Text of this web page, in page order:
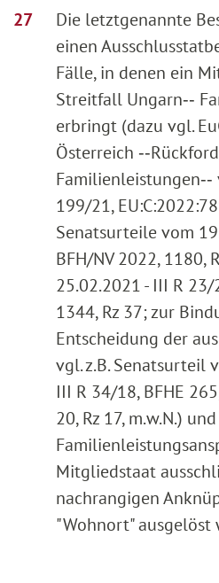
Die letztgenannte
einen
Fälle, in denen ein
Streitfall Ungarn‑‑
erbringt (dazu vgl.
Österreich
Familienleistungen‑‑
199/21,
Senatsurteile vom
BFH/NV 2022, 1180,
25.02.2021 - III R 23/
1344, Rz 37; zur
Entscheidung der
vgl. z.B. Senatsurteil
III R 34/18, BFHE
20, Rz 17, m.w.N.)
Mitgliedstaat
nachrangigen
"Wohnort" ausgelöst